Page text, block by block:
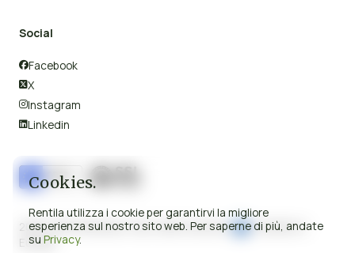
Cookies.
Rentila utilizza i cookie per garantirvi la migliore
esperienza sul nostro sito web. Per saperne di più, andate
su Privacy.
Social
Facebook
X
Instagram
Linkedin
2008-2026 © Rentila Tutti i diritti riservati.
Prodotto in
Europa.